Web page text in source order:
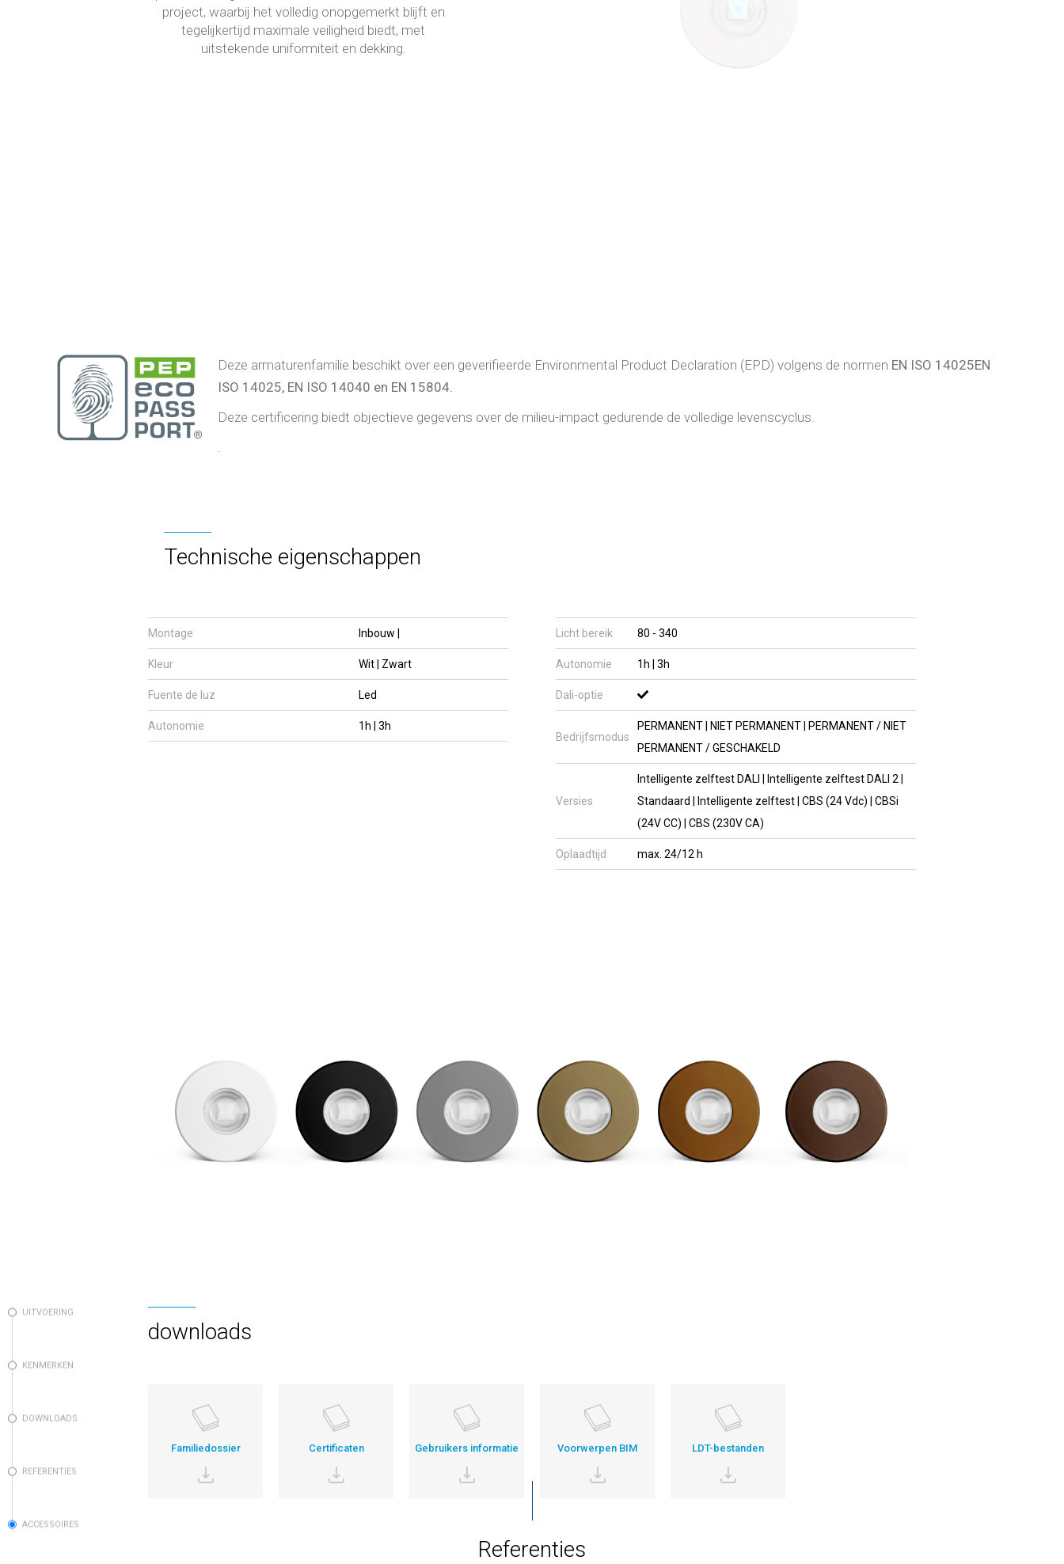
project, waarbij het volledig onopgemerkt blijft en
tegelijkertijd maximale veiligheid biedt, met
uitstekende uniformiteit en dekking.
UITVOERING
KENMERKEN
DOWNLOADS
REFERENTIES
ACCESSOIRES
Deze armaturenfamilie beschikt over een geverifieerde Environmental Product Declaration (EPD) volgens de normen EN ISO 14025EN
ISO 14025, EN ISO 14040 en EN 15804.
Deze certificering biedt objectieve gegevens over de milieu-impact gedurende de volledige levenscyclus.
Technische eigenschappen
Montage Inbouw |
Kleur Wit | Zwart
Fuente de luz Led
Autonomie 1h | 3h
Licht bereik 80 - 340
Autonomie 1h | 3h
Dali-optie
Bedrijfsmodus
PERMANENT | NIET PERMANENT | PERMANENT / NIET
PERMANENT / GESCHAKELD
Versies
Intelligente zelftest DALI | Intelligente zelftest DALI 2 |
Standaard | Intelligente zelftest | CBS (24 Vdc) | CBSi
(24V CC) | CBS (230V CA)
Oplaadtijd max. 24/12 h
downloads
Familiedossier Certificaten Gebruikers informatie Voorwerpen BIM LDT-bestanden
Referenties